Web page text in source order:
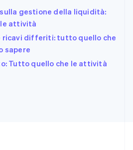
gestione della liquidità:
attività
ricavi differiti: tutto quello che
sapere
Tutto quello che le attività